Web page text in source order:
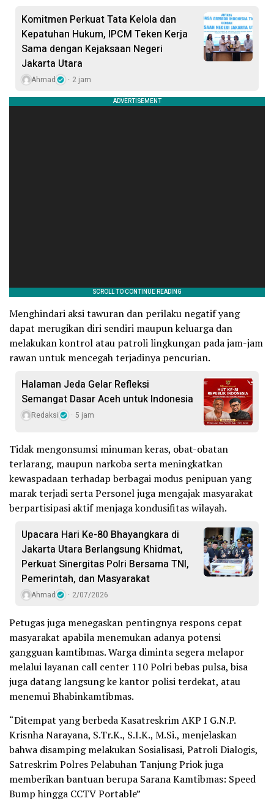
Komitmen Perkuat Tata Kelola dan
Kepatuhan Hukum, IPCM Teken Kerja
Sama dengan Kejaksaan Negeri
Jakarta Utara
Ahmad 2 jam
Menghindari aksi tawuran dan perilaku negatif yang
dapat merugikan diri sendiri maupun keluarga dan
melakukan kontrol atau patroli lingkungan pada jam-jam
rawan untuk mencegah terjadinya pencurian.
Halaman Jeda Gelar Refleksi
Semangat Dasar Aceh untuk Indonesia
Redaksi 5 jam
Tidak mengonsumsi minuman keras, obat-obatan
terlarang, maupun narkoba serta meningkatkan
kewaspadaan terhadap berbagai modus penipuan yang
marak terjadi serta Personel juga mengajak masyarakat
berpartisipasi aktif menjaga kondusifitas wilayah.
Upacara Hari Ke-80 Bhayangkara di
Jakarta Utara Berlangsung Khidmat,
Perkuat Sinergitas Polri Bersama TNI,
Pemerintah, dan Masyarakat
Ahmad 2/07/2026
Petugas juga menegaskan pentingnya respons cepat
masyarakat apabila menemukan adanya potensi
gangguan kamtibmas. Warga diminta segera melapor
melalui layanan call center 110 Polri bebas pulsa, bisa
juga datang langsung ke kantor polisi terdekat, atau
menemui Bhabinkamtibmas.
“Ditempat yang berbeda Kasatreskrim AKP I G.N.P.
Krisnha Narayana, S.Tr.K., S.I.K., M.Si., menjelaskan
bahwa disamping melakukan Sosialisasi, Patroli Dialogis,
Satreskrim Polres Pelabuhan Tanjung Priok juga
memberikan bantuan berupa Sarana Kamtibmas: Speed
Bump hingga CCTV Portable”